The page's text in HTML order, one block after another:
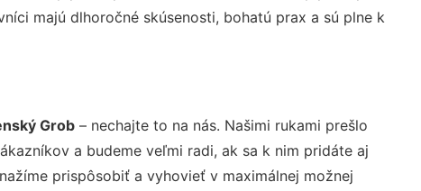
majú dlhoročné skúsenosti, bohatú prax a sú plne k
Grob– nechajte to na nás. Našimi rukami prešlo
a budeme veľmi radi, ak sa k nim pridáte aj
prispôsobiť a vyhovieť v maximálnej možnej